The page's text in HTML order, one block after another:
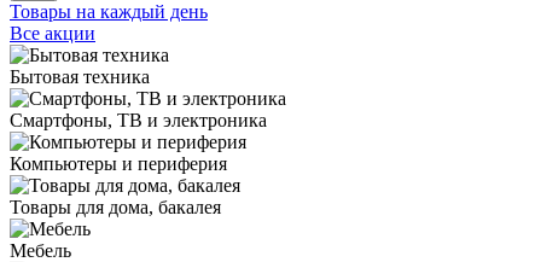
Товары на каждый день
Все акции
Бытовая техника
Смартфоны, ТВ и электроника
Компьютеры и периферия
Товары для дома, бакалея
Мебель